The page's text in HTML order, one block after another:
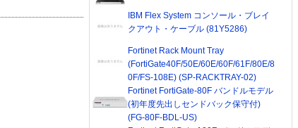
IBM Flex System コンソール・ブレイ
クアウト・ケーブル (81Y5286)
Fortinet Rack Mount Tray
(FortiGate40F/50E/60E/60F/61F/80E/8
0F/FS-108E) (SP-RACKTRAY-02)
Fortinet FortiGate-80F バンドルモデル
(初年度先出しセンドバック保守付)
(FG-80F-BDL-US)